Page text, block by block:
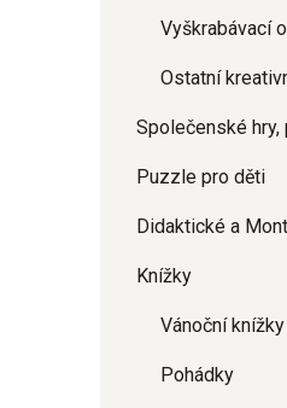
Vyškrabávací
Ostatní
Společenské
Puzzle pro děti
Didaktické a
Knížky
Vánoční knížky
Pohádky